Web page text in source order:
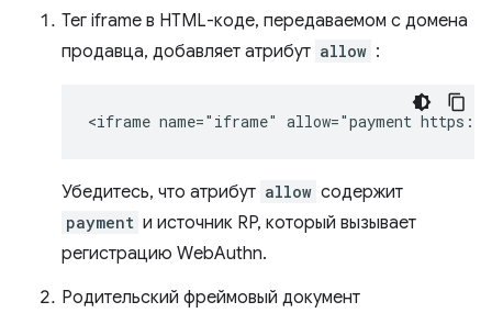
Тег iframe в HTML-коде, передаваемом с домена
продавца, добавляет атрибут allow :
Убедитесь, что атрибут allow содержит
payment и источник RP, который вызывает
регистрацию WebAuthn.
Родительский фреймовый документ